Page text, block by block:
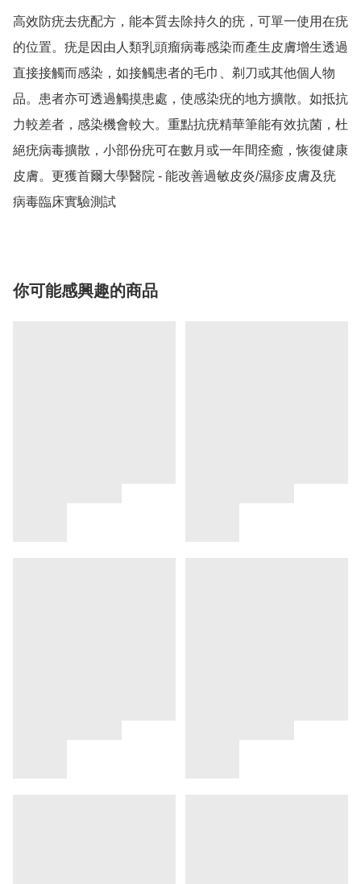
高效防疣去疣配方，能本質去除持久的疣，可單一使用在疣
的位置。疣是因由人類乳頭瘤病毒感染而產生皮膚增生透過
直接接觸而感染，如接觸患者的毛巾、剃刀或其他個人物
品。患者亦可透過觸摸患處，使感染疣的地方擴散。如抵抗
力較差者，感染機會較大。重點抗疣精華筆能有效抗菌，杜
絕疣病毒擴散，小部份疣可在數月或一年間痊癒，恢復健康
皮膚。更獲首爾大學醫院 - 能改善過敏皮炎/濕疹皮膚及疣
病毒臨床實驗測試
你可能感興趣的商品